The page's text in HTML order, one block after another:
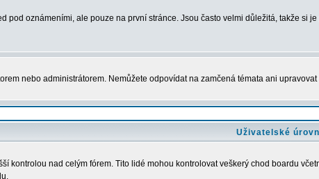
pod oznámeními, ale pouze na první stránce. Jsou často velmi důležitá, takže
nebo administrátorem. Nemůžete odpovídat na zamčená témata ani
Uživatelské
kontrolou nad celým fórem. Tito lidé mohou kontrolovat veškerý chod boardu